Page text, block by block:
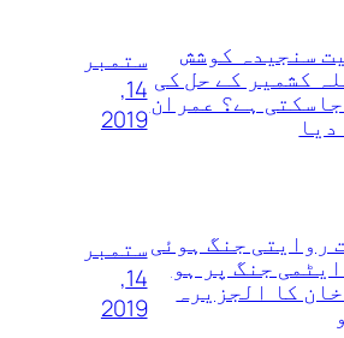
سنجیدہ کوشش
کشمیر کے حل کی
ہے؟ عمران
ستمبر
14,
2019
روایتی جنگ ہوئی
جنگ پر ہو
کا الجزیرہ
ستمبر
14,
2019